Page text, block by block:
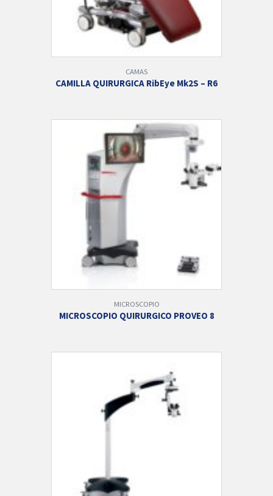
CAMAS
CAMILLA QUIRURGICA RibEye Mk2S – R6
MICROSCOPIO
MICROSCOPIO QUIRURGICO PROVEO 8